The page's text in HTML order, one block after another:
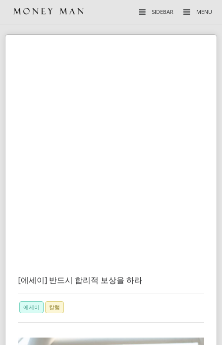
MENU
SIDEBAR
[에세이] 반드시 합리적 보상을 하라
에세이 칼럼